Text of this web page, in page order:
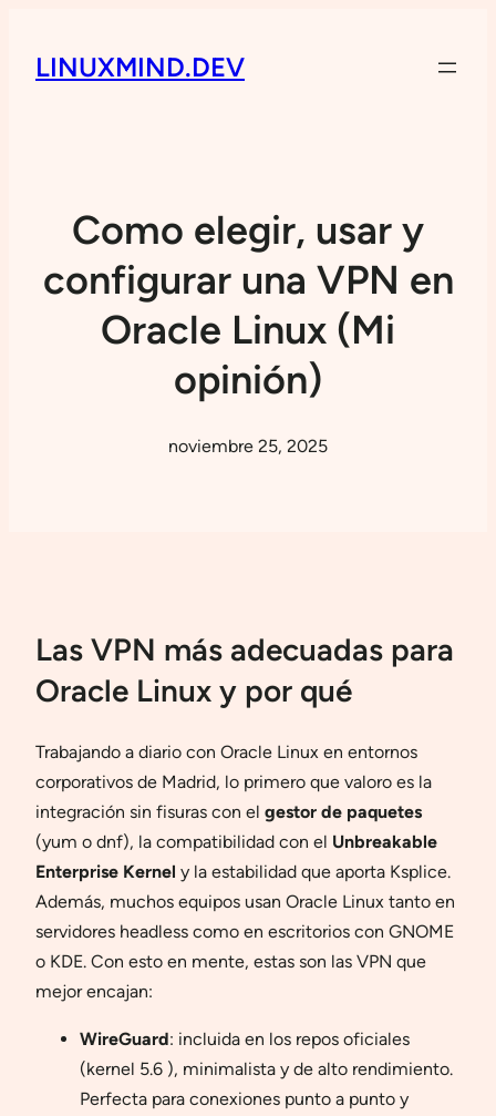
LINUXMIND.DEV
Como elegir, usar y
configurar una VPN en
Oracle Linux (Mi
opinión)
noviembre 25, 2025
Las VPN más adecuadas para
Oracle Linux y por qué
Trabajando a diario con Oracle Linux en entornos
corporativos de Madrid, lo primero que valoro es la
integración sin fisuras con el gestor de paquetes
(yum o dnf), la compatibilidad con el Unbreakable
Enterprise Kernel y la estabilidad que aporta Ksplice.
Además, muchos equipos usan Oracle Linux tanto en
servidores headless como en escritorios con GNOME
o KDE. Con esto en mente, estas son las VPN que
mejor encajan:
WireGuard: incluida en los repos oficiales
(kernel 5.6 ), minimalista y de alto rendimiento.
Perfecta para conexiones punto a punto y